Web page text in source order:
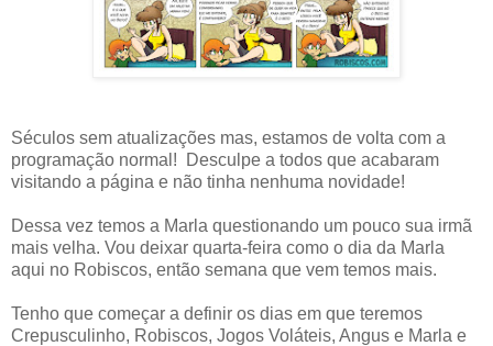
Séculos sem atualizações mas, estamos de volta com a
programação normal! Desculpe a todos que acabaram
visitando a página e não tinha nenhuma novidade!
Dessa vez temos a Marla questionando um pouco sua irmã
mais velha. Vou deixar quarta-feira como o dia da Marla
aqui no Robiscos, então semana que vem temos mais.
Tenho que começar a definir os dias em que teremos
Crepusculinho, Robiscos, Jogos Voláteis, Angus e Marla e